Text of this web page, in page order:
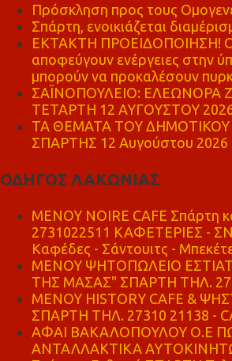
Πρόσκληση προς τους
Σπάρτη, ενοικιάζεται
ΕΚΤΑΚΤΗ ΠΡΟΕΙΔΟΠΟΙΗΣΗ! Οι
αποφεύγουν ενέργειες στην
μπορούν να προκαλέσουν
ΣΑΪΝΟΠΟΥΛΕΙΟ: ΕΛΕΩΝΟΡΑ
ΤΕΤΑΡΤΗ 12 ΑΥΓΟΥΣΤΟΥ
ΤΑ ΘΕΜΑΤΑ ΤΟΥ ΔΗΜΟΤΙΚΟΥ
ΣΠΑΡΤΗΣ 12 Αυγούστου 2026
ΟΔΗΓΟΣ ΛΑΚΩΝΙΑΣ
MENOY NOIRE CAFE Σπάρτη
2731022511 ΚΑΦΕΤΕΡΙΕΣ -
Καφέδες - Σάντουιτς -
ΜΕΝΟΥ ΨΗΤΟΠΩΛΕΙΟ
ΤΗΣ ΜΑΣΑΣ" ΣΠΑΡΤΗ ΤΗΛ.
ΜΕΝΟΥ HISTORY CAFE &
ΣΠΑΡΤΗ ΤΗΛ. 27310 21138 -
ΑΦΑΙ ΒΑΚΑΛΟΠΟΥΛΟΥ Ο.Ε
ΑΝΤΑΛΛΑΚΤΙΚΑ